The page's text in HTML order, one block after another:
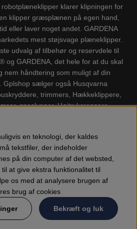
robotplæneklipper klarer klipningen for
klipper græsplænen på egen hand,
eller laver noget andet. GARDENA
mest støjsvage plæneklipper.
udvalg af tilbehør og reservdele til
og GARDENA, det hele for at du skal
nem håndtering som muligt af din
Gplshop sælger også Husqvarna
trimmers, Hækkeklippere,
sneslynger, Højtryksrensere,
en teknologi, der kaldes
tekstfiler, der indeholder
på din computer af det websted,
at give ekstra funktionalitet til
os med at analysere brugen af
brug af cookies
Bekræft og luk